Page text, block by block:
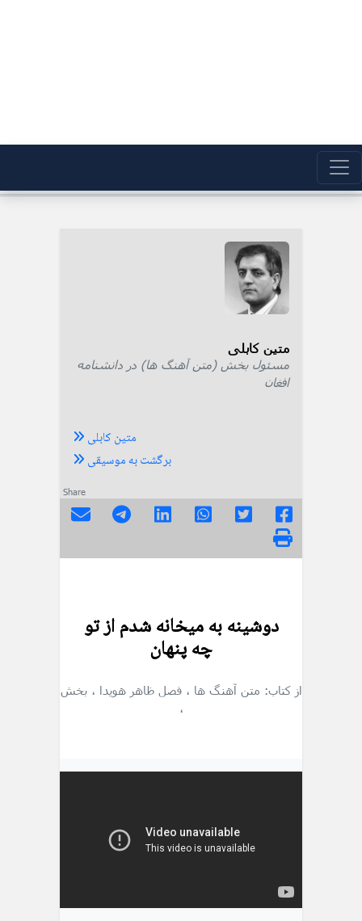
متین کابلی
مسئول بخش (متن آهنگ ها) در دانشنامه
افغان
متین کابلی
برگشت به موسیقی
Share
دوشینه به میخانه شدم از تو
چه پنهان
از کتاب: متن آهنگ ها ، فصل ظاهر هویدا ، بخش
،